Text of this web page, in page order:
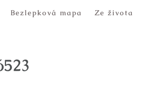
Bezlepková mapa Ze života